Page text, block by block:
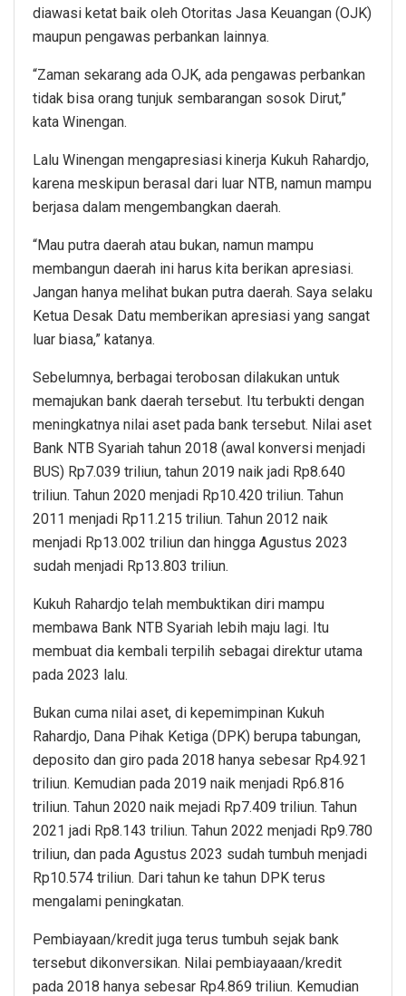
diawasi ketat baik oleh Otoritas Jasa Keuangan (OJK)
maupun pengawas perbankan lainnya.
“Zaman sekarang ada OJK, ada pengawas perbankan
tidak bisa orang tunjuk sembarangan sosok Dirut,”
kata Winengan.
Lalu Winengan mengapresiasi kinerja Kukuh Rahardjo,
karena meskipun berasal dari luar NTB, namun mampu
berjasa dalam mengembangkan daerah.
“Mau putra daerah atau bukan, namun mampu
membangun daerah ini harus kita berikan apresiasi.
Jangan hanya melihat bukan putra daerah. Saya selaku
Ketua Desak Datu memberikan apresiasi yang sangat
luar biasa,” katanya.
Sebelumnya, berbagai terobosan dilakukan untuk
memajukan bank daerah tersebut. Itu terbukti dengan
meningkatnya nilai aset pada bank tersebut. Nilai aset
Bank NTB Syariah tahun 2018 (awal konversi menjadi
BUS) Rp7.039 triliun, tahun 2019 naik jadi Rp8.640
triliun. Tahun 2020 menjadi Rp10.420 triliun. Tahun
2011 menjadi Rp11.215 triliun. Tahun 2012 naik
menjadi Rp13.002 triliun dan hingga Agustus 2023
sudah menjadi Rp13.803 triliun.
Kukuh Rahardjo telah membuktikan diri mampu
membawa Bank NTB Syariah lebih maju lagi. Itu
membuat dia kembali terpilih sebagai direktur utama
pada 2023 lalu.
Bukan cuma nilai aset, di kepemimpinan Kukuh
Rahardjo, Dana Pihak Ketiga (DPK) berupa tabungan,
deposito dan giro pada 2018 hanya sebesar Rp4.921
triliun. Kemudian pada 2019 naik menjadi Rp6.816
triliun. Tahun 2020 naik mejadi Rp7.409 triliun. Tahun
2021 jadi Rp8.143 triliun. Tahun 2022 menjadi Rp9.780
triliun, dan pada Agustus 2023 sudah tumbuh menjadi
Rp10.574 triliun. Dari tahun ke tahun DPK terus
mengalami peningkatan.
Pembiayaan/kredit juga terus tumbuh sejak bank
tersebut dikonversikan. Nilai pembiayaaan/kredit
pada 2018 hanya sebesar Rp4.869 triliun. Kemudian